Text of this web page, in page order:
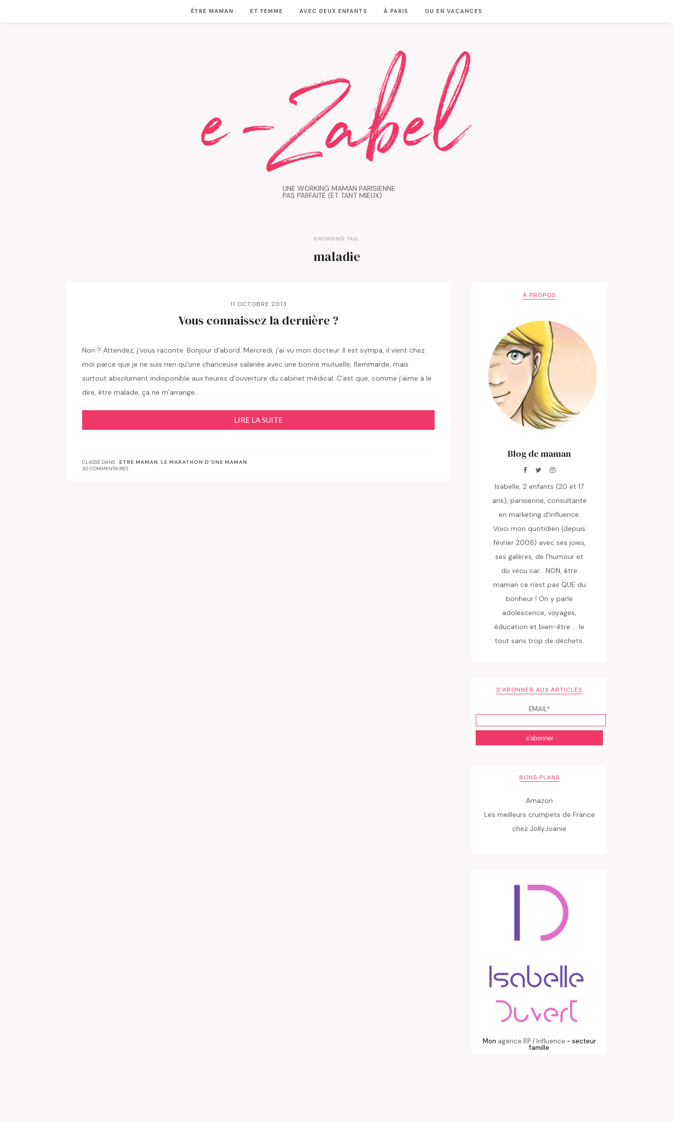
ÊTRE MAMAN ET FEMME AVEC DEUX ENFANTS À PARIS OU EN VACANCES
UNE WORKING MAMAN PARISIENNE
PAS PARFAITE (ET TANT MIEUX)
BROWSING TAG:
maladie
11 OCTOBRE 2013
Vous connaissez la dernière ?
Non ? Attendez, j’vous raconte. Bonjour d’abord. Mercredi, j’ai vu mon docteur. Il est sympa, il vient chez
moi parce que je ne suis rien qu’une chanceuse salariée avec une bonne mutuelle, flemmarde, mais
surtout absolument indisponible aux heures d’ouverture du cabinet médical. C’est que, comme j’aime à le
dire, être malade, ça ne m’arrange…
LIRE LA SUITE
CLASSÉ DANS : ETRE MAMAN, LE MARATHON D'UNE MAMAN
30 COMMENTAIRES
À PROPOS
Blog de maman
Isabelle, 2 enfants (20 et 17
ans), parisienne, consultante
en marketing d'influence.
Voici mon quotidien (depuis
février 2008) avec ses joies,
ses galères, de l'humour et
du vécu car... NON, être
maman ce n'est pas QUE du
bonheur ! On y parle
adolescence, voyages,
éducation et bien-être ... le
tout sans trop de déchets.
S’ABONNER AUX ARTICLES
EMAIL*
BONS PLANS
Amazon
Les meilleurs crumpets de France
chez JollyJoanie
Mon agence RP / Influence - secteur
famille